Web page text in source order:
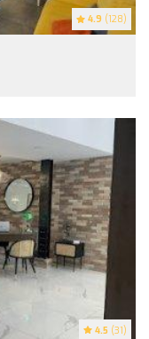
4.9 (128)
4.5 (31)